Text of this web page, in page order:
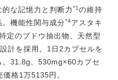
な記憶力と判断力 *1 の維持
機能性関与成分*4アスタキ
定のブドウ抽出物、天然型
計を採用。1日2カプセルを
31.8g、530mg×60カプセ
格1万5135円。